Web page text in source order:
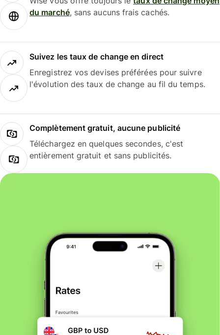
du marché, sans aucuns frais cachés.
Suivez les taux de change en direct
Enregistrez vos devises préférées pour suivre
l'évolution des taux de change au fil du temps.
Complètement gratuit, aucune publicité
Téléchargez en quelques secondes, c'est
entièrement gratuit et sans publicités.